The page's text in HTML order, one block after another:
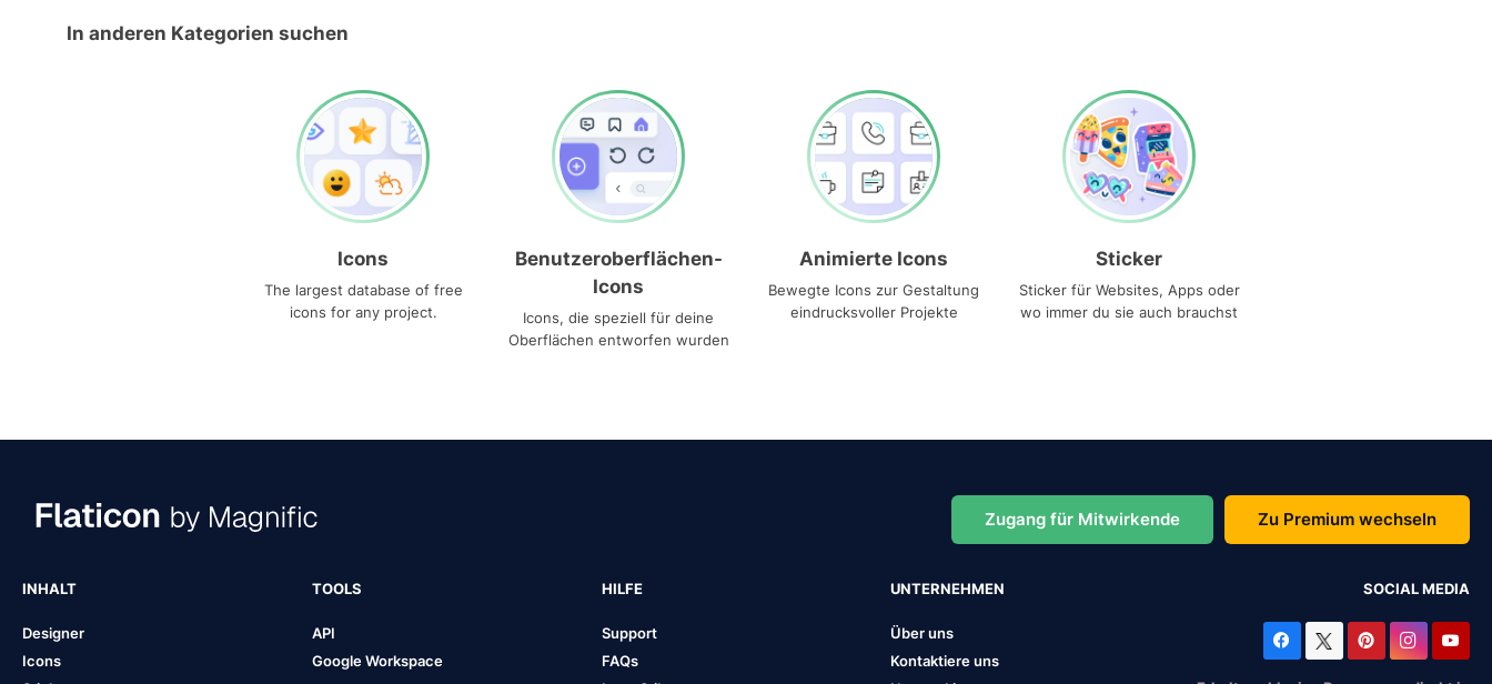
In anderen Kategorien suchen
Icons
The largest database of free
icons for any project.
Benutzeroberflächen-
Icons
Icons, die speziell für deine
Oberflächen entworfen wurden
Animierte Icons
Bewegte Icons zur Gestaltung
eindrucksvoller Projekte
Sticker
Sticker für Websites, Apps oder
wo immer du sie auch brauchst
Zugang für Mitwirkende Zu Premium wechseln
INHALT
Designer
Icons
TOOLS
API
Google Workspace
HILFE
Support
FAQs
UNTERNEHMEN
Über uns
Kontaktiere uns
SOCIAL MEDIA